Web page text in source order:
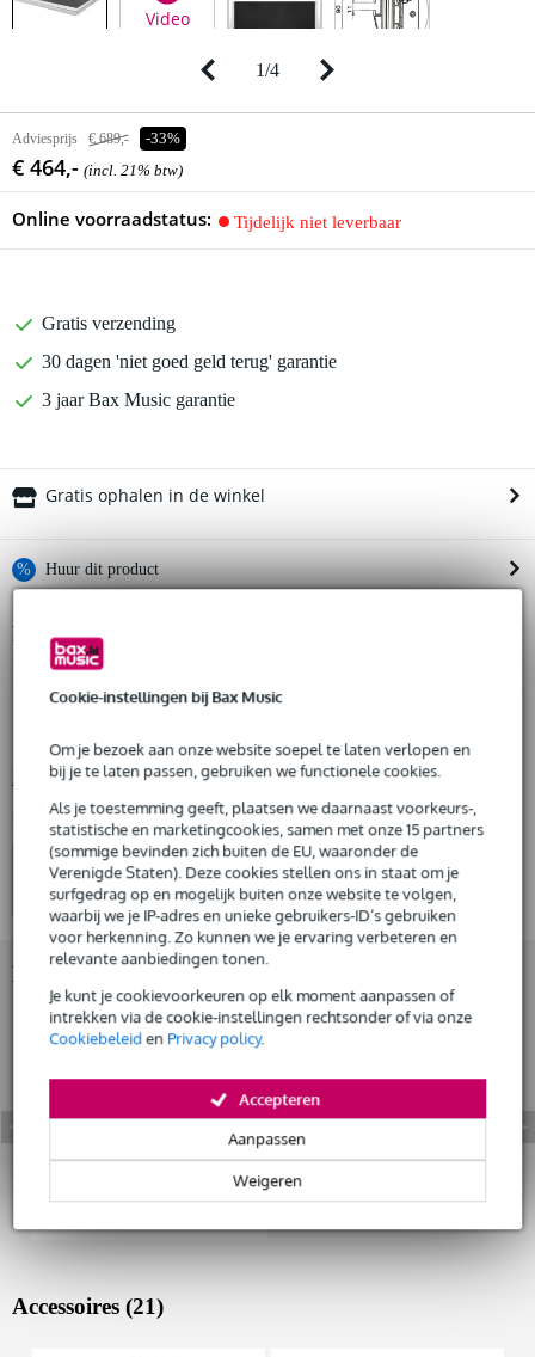
Cookie-instellingen bij Bax Music
Om je bezoek aan onze website soepel te laten verlopen en
bij je te laten passen, gebruiken we functionele cookies.
Als je toestemming geeft, plaatsen we daarnaast voorkeurs-,
statistische en marketingcookies, samen met onze 15 partners
(sommige bevinden zich buiten de EU, waaronder de
Verenigde Staten). Deze cookies stellen ons in staat om je
surfgedrag op en mogelijk buiten onze website te volgen,
waarbij we je IP-adres en unieke gebruikers-ID’s gebruiken
voor herkenning. Zo kunnen we je ervaring verbeteren en
relevante aanbiedingen tonen.
Je kunt je cookievoorkeuren op elk moment aanpassen of
intrekken via de cookie-instellingen rechtsonder of via onze
Cookiebeleiden Privacy policy.
Weigeren
Aanpassen
Accepteren
Video
1/4
Adviesprijs € 689,- -33%
€ 464,- (incl. 21% btw)
Online voorraadstatus: Tijdelijk niet leverbaar
Gratis verzending
30 dagen 'niet goed geld terug' garantie
3 jaar Bax Music garantie
Gratis ophalen in de winkel
% Huur dit product
Huur dit product al vanaf 33 euro per maand
Huur meerdere producten tegelijk: min. € 300,- en max.
€ 2.500,-
Gratisthuisbezorgd of op te halen in de winkel
De mogelijkheid om je product(en) met korting te kopen
Snelle vervanging door Bax Music bij een defect
Huur dit product
Productinformatie
non-slip platform
zowel buitenshuis als binnenshuis bruikbaar
waterbestendige bovenzijde
Bekijk alle productspecificaties
Bekijk ook eens (4)
Bekijk ook eens (1)
Accessoires (21)